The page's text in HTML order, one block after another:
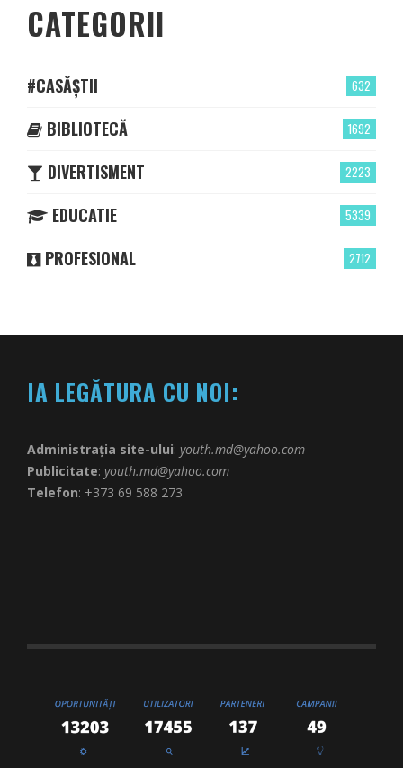
CATEGORII
632
#CASĂȘTII
1692
BIBLIOTECĂ
2223
DIVERTISMENT
5339
EDUCATIE
2712
PROFESIONAL
IA LEGĂTURA CU NOI:
Administrația site-ului: youth.md@yahoo.com
Publicitate: youth.md@yahoo.com
Telefon: +373 69 588 273